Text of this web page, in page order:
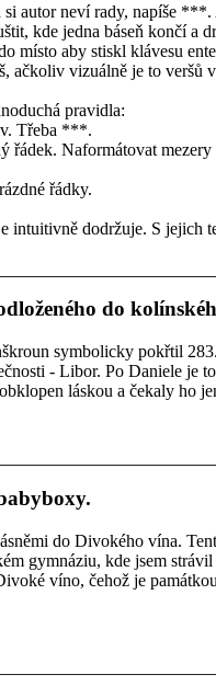
autor neví rady, napíše
kde jedna báseň končí a
místo aby stiskl klávesu
ačkoliv vizuálně je to veršů
pravidla:
Třeba ***.
řádek. Naformátovat mezery
řádky.
intuitivně dodržuje. S jejich
do
symbolicky pokřtil
- Libor. Po Daniele je
láskou a čekaly ho
do Divokého vína.
gymnáziu, kde jsem
víno, čehož je